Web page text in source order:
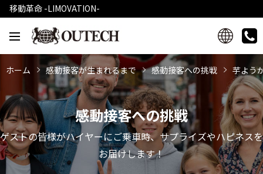
移動革命 -LIMOVATION-
ホーム 感動接客が生まれるまで 感動接客への挑戦 芋よう
感動接客への挑戦
ゲストの皆様がハイヤーにご乗車時、サプライズやハピネスを
お届けします！